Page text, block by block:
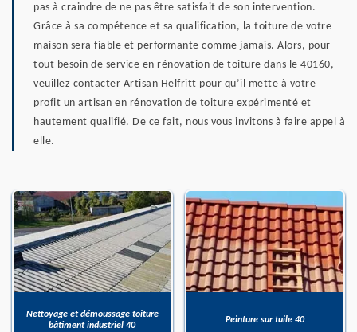
pas à craindre de ne pas être satisfait de son intervention.
Grâce à sa compétence et sa qualification, la toiture de votre
maison sera fiable et performante comme jamais. Alors, pour
tout besoin de service en rénovation de toiture dans le 40160,
veuillez contacter Artisan Helfritt pour qu’il mette à votre
profit un artisan en rénovation de toiture expérimenté et
hautement qualifié. De ce fait, nous vous invitons à faire appel à
elle.
Nettoyage et démoussage toiture
bâtiment industriel 40
Peinture sur tuile 40